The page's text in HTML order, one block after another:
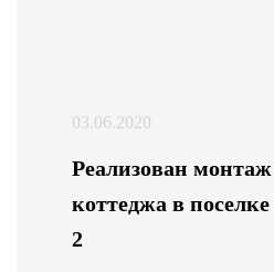
03.06.2020
Реализован
коттеджа в
2